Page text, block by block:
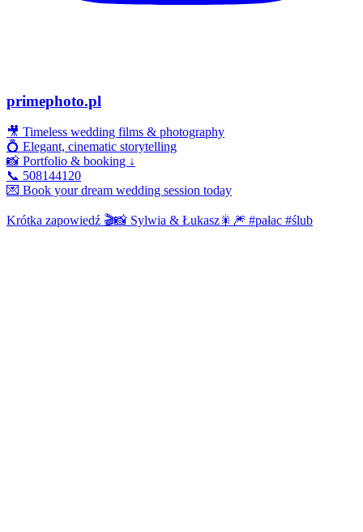
primephoto.pl
🎥 Timeless wedding films & photography
💍 Elegant, cinematic storytelling
📸 Portfolio & booking ↓
📞 508144120
💌 Book your dream wedding session today
Krótka zapowiedź 🎬📸 Sylwia & Łukasz🎇🎆 #pałac #ślub